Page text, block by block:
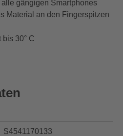
alle gängigen Smartphones
Material an den Fingerspitzen
30° C
S4541170133